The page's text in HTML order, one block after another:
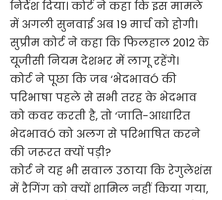
निर्देश दिया। कोर्ट ने कहा कि इस मामले
में अगली सुनवाई अब 19 मार्च को होगी।
सुप्रीम कोर्ट ने कहा कि फिलहाल 2012 के
यूजीसी नियम देशभर में लागू रहेंगे।
कोर्ट ने पूछा कि जब ‘भेदभावÓ की
परिभाषा पहले से सभी तरह के भेदभाव
को कवर करती है, तो ‘जाति-आधारित
भेदभावÓ को अलग से परिभाषित करने
की जरूरत क्यों पड़ी?
कोर्ट ने यह भी सवाल उठाया कि रेगुलेशंस
में रैगिंग को क्यों शामिल नहीं किया गया,